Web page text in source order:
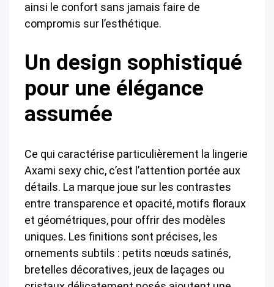
ainsi le confort sans jamais faire de
compromis sur l’esthétique.
Un design sophistiqué
pour une élégance
assumée
Ce qui caractérise particulièrement la lingerie
Axami sexy chic, c’est l’attention portée aux
détails. La marque joue sur les contrastes
entre transparence et opacité, motifs floraux
et géométriques, pour offrir des modèles
uniques. Les finitions sont précises, les
ornements subtils : petits nœuds satinés,
bretelles décoratives, jeux de laçages ou